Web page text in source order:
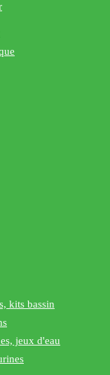
kits bassin
jeux d'eau